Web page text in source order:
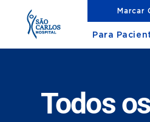
Marcar
Para
Todos